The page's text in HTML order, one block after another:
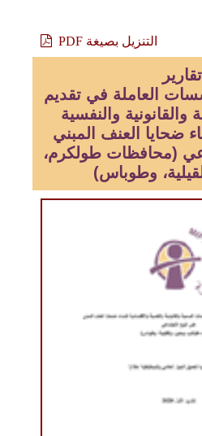
التنزيل بصيغة PDF
تقارير
العاملة في تقديم
والقانونية والنفسية
ضحايا العنف المبني
(محافظات طولكرم،
وطوباس)